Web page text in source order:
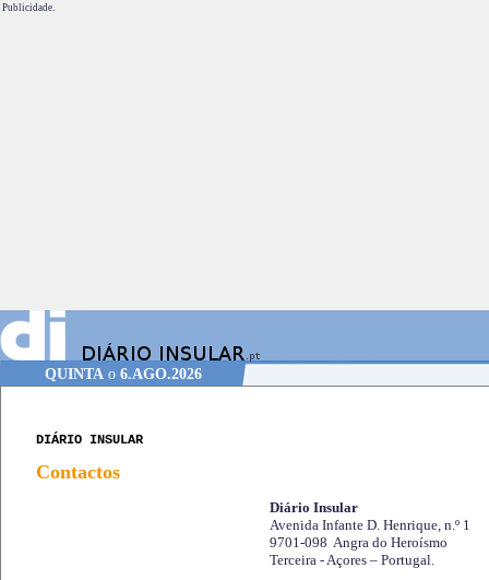
Publicidade.
QUINTAo 6.AGO.2026
DIÁRIO INSULAR
Contactos
Diário Insular
Avenida Infante D. Henrique, n.º 1
9701-098 Angra do Heroísmo
Terceira - Açores – Portugal.